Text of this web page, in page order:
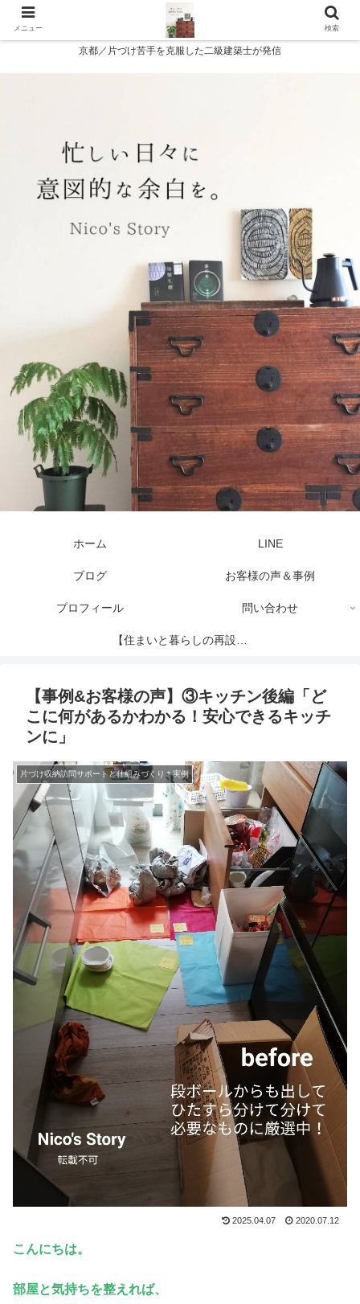
京都／片づけ苦手を克服した二級建築士が発信
ホーム LINE
ブログ お客様の声＆事例
プロフィール 問い合わせ
【住まいと暮らしの再設計
【事例&お客様の声】③キッチン後編「ど
こに何があるかわかる！安心できるキッチ
ンに」
片づけ収納訪問サポートと仕組みづくり＊実例
2025.04.07 2020.07.12
こんにちは。
部屋と気持ちを整えれば、
メニュー 検索